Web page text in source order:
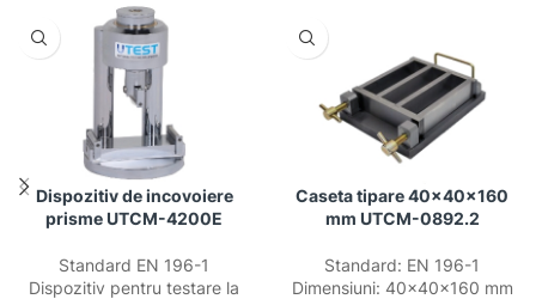
Dispozitiv de incovoiere
prisme UTCM-4200E
Standard EN 196-1
Dispozitiv pentru testare la
Caseta tipare 40x40x160
mm UTCM-0892.2
Standard: EN 196-1
Dimensiuni: 40x40x160 mm